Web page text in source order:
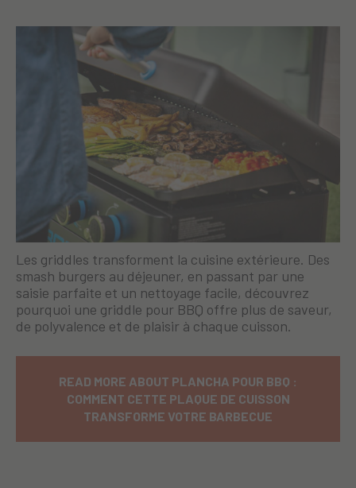
Les griddles transforment la cuisine extérieure. Des
smash burgers au déjeuner, en passant par une
saisie parfaite et un nettoyage facile, découvrez
pourquoi une griddle pour BBQ offre plus de saveur,
de polyvalence et de plaisir à chaque cuisson.
READ MORE ABOUT PLANCHA POUR BBQ :
COMMENT CETTE PLAQUE DE CUISSON
TRANSFORME VOTRE BARBECUE